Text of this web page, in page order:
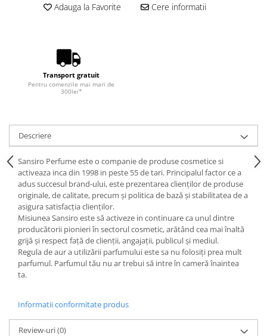
Adauga la Favorite Cere informatii
Transport gratuit
Pentru comenzile mai mari de
300lei*
Descriere
Sansiro Perfume este o companie de produse cosmetice si
activeaza inca din 1998 in peste 55 de tari. Principalul factor ce a
adus succesul brand-ului, este prezentarea clienților de produse
originale, de calitate, precum și politica de bază și stabilitatea de a
asigura satisfacția clienților.
Misiunea Sansiro este să activeze in continuare ca unul dintre
producătorii pionieri în sectorul cosmetic, arătând cea mai înaltă
grijă și respect față de clienții, angajații, publicul și mediul.
Regula de aur a utilizării parfumului este sa nu folosiți prea mult
parfumul. Parfumul tău nu ar trebui să intre în cameră înaintea
ta.
Informatii conformitate produs
Review-uri(0)